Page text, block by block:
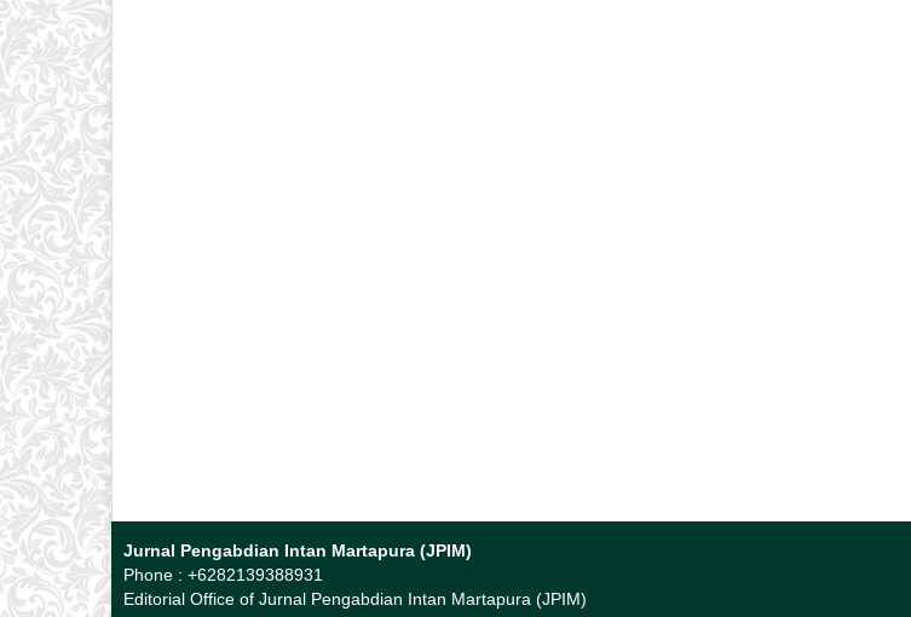
Jurnal Pengabdian Intan Martapura (JPIM)
Phone : +6282139388931
Editorial Office of Jurnal Pengabdian Intan Martapura (JPIM)